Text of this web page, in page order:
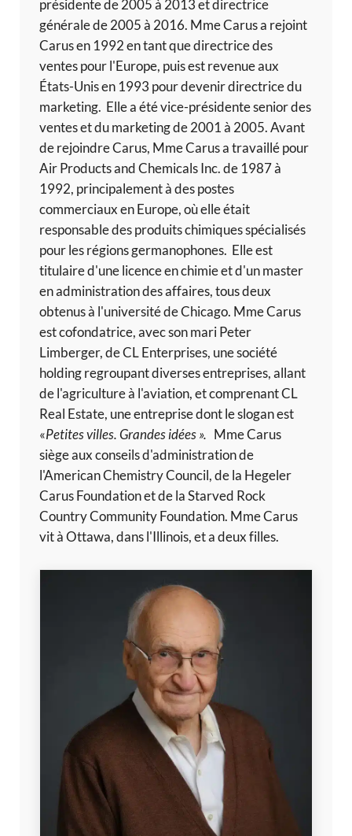
présidente de 2005 à 2013 et directrice
générale de 2005 à 2016. Mme Carus a rejoint
Carus en 1992 en tant que directrice des
ventes pour l'Europe, puis est revenue aux
États-Unis en 1993 pour devenir directrice du
marketing. Elle a été vice-présidente senior des
ventes et du marketing de 2001 à 2005. Avant
de rejoindre Carus, Mme Carus a travaillé pour
Air Products and Chemicals Inc. de 1987 à
1992, principalement à des postes
commerciaux en Europe, où elle était
responsable des produits chimiques spécialisés
pour les régions germanophones. Elle est
titulaire d'une licence en chimie et d'un master
en administration des affaires, tous deux
obtenus à l'université de Chicago. Mme Carus
est cofondatrice, avec son mari Peter
Limberger, de CL Enterprises, une société
holding regroupant diverses entreprises, allant
de l'agriculture à l'aviation, et comprenant CL
Real Estate, une entreprise dont le slogan est
«Petites villes. Grandes idées ». Mme Carus
siège aux conseils d'administration de
l'American Chemistry Council, de la Hegeler
Carus Foundation et de la Starved Rock
Country Community Foundation. Mme Carus
vit à Ottawa, dans l'Illinois, et a deux filles.